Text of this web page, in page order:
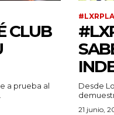
CLUB
a prueba al
Desde
21 junio,